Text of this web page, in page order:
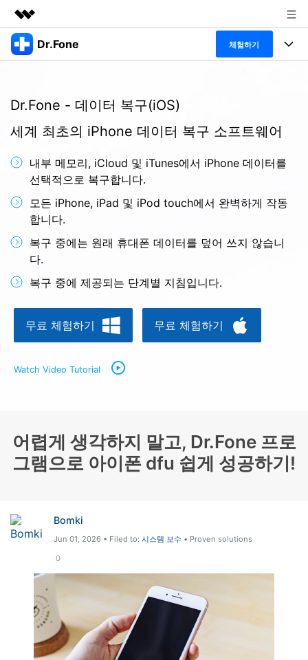
주요 제품
개요
솔루션
회사 소개
플랜 및 가격
도움말 센터
Dr.Fone 체험하기
특징
Dr.Fone Basic
폴 툴킷 보기 >
프로그램
모바일
온라인
더 보기
닥터폰 하이라이트 살펴보기
사용 방법은 무엇입니까?
고객 지원 센터
리소스
다운로드 센터
공식 설치 파일 및 최신 버전 업데이트를 제공
합니다.
신 모바일 소식을 확인하세요.
고객 지원
🔓️온라인 잠금 해제
iOS26 다운그레이드
Dr.Fone - 데이터 복구(iOS)
세계 최초의 iPhone 데이터 복구 소프트웨어
내부 메모리, iCloud 및 iTunes에서 iPhone 데이터를
선택적으로 복구합니다.
모든 iPhone, iPad 및 iPod touch에서 완벽하게 작동
합니다.
복구 중에는 원래 휴대폰 데이터를 덮어 쓰지 않습니
다.
복구 중에 제공되는 단계별 지침입니다.
무료 체험하기 무료 체험하기
Watch Video Tutorial
어렵게 생각하지 말고, Dr.Fone 프로
그램으로 아이폰 dfu 쉽게 성공하기!
Bomki
Jun 01, 2026 • Filed to: 시스템 보수• Proven solutions
0